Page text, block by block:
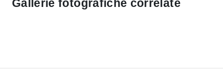
Gallerie fotografiche correlate